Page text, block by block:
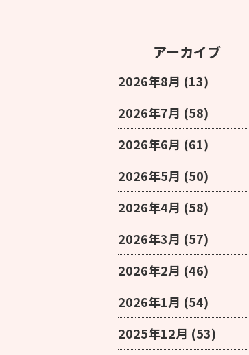
アーカイブ
2026年8月 (13)
2026年7月 (58)
2026年6月 (61)
2026年5月 (50)
2026年4月 (58)
2026年3月 (57)
2026年2月 (46)
2026年1月 (54)
2025年12月 (53)